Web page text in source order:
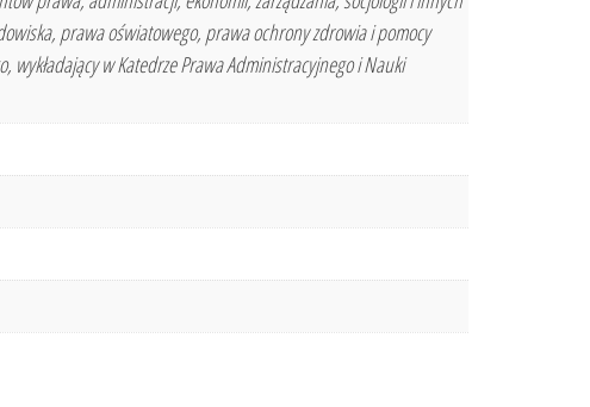
prawa oświatowego, prawa ochrony zdrowia i pomocy
wykładający w Katedrze Prawa Administracyjnego i Nauki